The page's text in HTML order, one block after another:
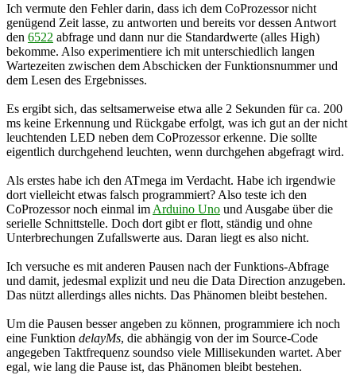
Ich vermute den Fehler darin, dass ich dem CoProzessor nicht
genügend Zeit lasse, zu antworten und bereits vor dessen Antwort
den 6522 abfrage und dann nur die Standardwerte (alles High)
bekomme. Also experimentiere ich mit unterschiedlich langen
Wartezeiten zwischen dem Abschicken der Funktionsnummer und
dem Lesen des Ergebnisses.
Es ergibt sich, das seltsamerweise etwa alle 2 Sekunden für ca. 200
ms keine Erkennung und Rückgabe erfolgt, was ich gut an der nicht
leuchtenden LED neben dem CoProzessor erkenne. Die sollte
eigentlich durchgehend leuchten, wenn durchgehen abgefragt wird.
Als erstes habe ich den ATmega im Verdacht. Habe ich irgendwie
dort vielleicht etwas falsch programmiert? Also teste ich den
CoProzessor noch einmal im Arduino Uno und Ausgabe über die
serielle Schnittstelle. Doch dort gibt er flott, ständig und ohne
Unterbrechungen Zufallswerte aus. Daran liegt es also nicht.
Ich versuche es mit anderen Pausen nach der Funktions-Abfrage
und damit, jedesmal explizit und neu die Data Direction anzugeben.
Das nützt allerdings alles nichts. Das Phänomen bleibt bestehen.
Um die Pausen besser angeben zu können, programmiere ich noch
eine Funktion delayMs, die abhängig von der im Source-Code
angegeben Taktfrequenz soundso viele Millisekunden wartet. Aber
egal, wie lang die Pause ist, das Phänomen bleibt bestehen.